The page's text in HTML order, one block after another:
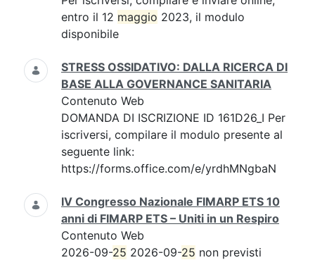
entro il 12 maggio 2023, il modulo
disponibile
STRESS OSSIDATIVO: DALLA RICERCA DI
BASE ALLA GOVERNANCE SANITARIA
Contenuto Web
DOMANDA DI ISCRIZIONE ID 161D26_I Per
iscriversi, compilare il modulo presente al
seguente link:
https://forms.office.com/e/yrdhMNgbaN
IV Congresso Nazionale FIMARP ETS 10
anni di FIMARP ETS – Uniti in un Respiro
Contenuto Web
2026-09-25 2026-09-25 non previsti